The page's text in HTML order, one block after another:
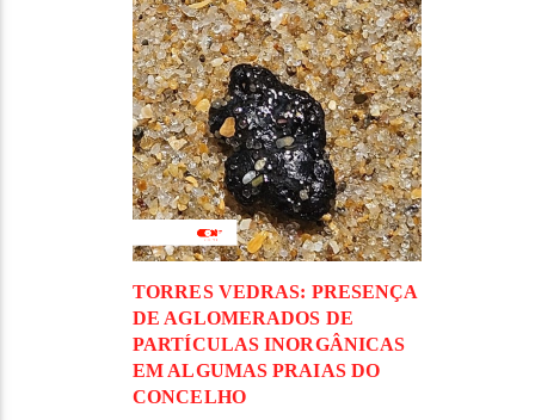
TORRES VEDRAS: PRESENÇA
DE AGLOMERADOS DE
PARTÍCULAS INORGÂNICAS
EM ALGUMAS PRAIAS DO
CONCELHO